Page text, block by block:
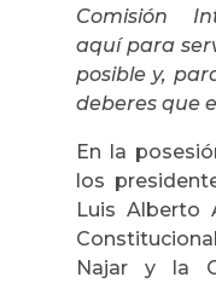
Comisión
aquí para
posible y,
deberes que
En la
los
Luis Alberto
Najar y la